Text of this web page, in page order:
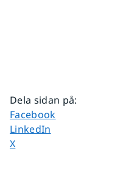
Dela sidan på:
Dela sidan på
Facebook
Dela sidan på
LinkedIn
Dela sidan på
X